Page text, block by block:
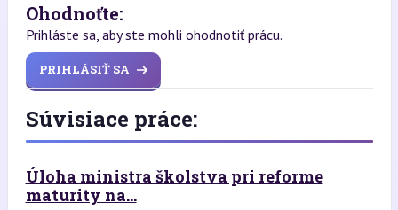
Ohodnoťte:
Prihláste sa, aby ste mohli ohodnotiť prácu.
PRIHLÁSIŤ SA
Súvisiace práce:
Úloha ministra školstva pri reforme
maturity na...